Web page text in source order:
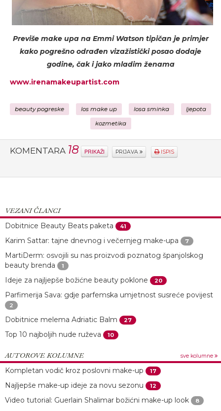
Previše make upa na Emmi Watson tipičan je primjer
kako pogrešno odrađen vizažistički posao dodaje
godine, čak i jako mladim ženama
www.irenamakeupartist.com
beauty pogreske los make up losa sminka ljepota
kozmetika
KOMENTARA 18 PRIKAŽI PRIJAVA ISPIS
VEZANI ČLANCI
Dobitnice Beauty Beats paketa
41
Karim Sattar: tajne dnevnog i večernjeg make-upa 7
MartiDerm: osvojili su nas proizvodi poznatog španjolskog
beauty brenda
1
Ideje za najljepše božićne beauty poklone 20
Parfimerija Sava: gdje parfemska umjetnost susreće povijest
2
Dobitnice melema Adriatic Balm 27
Top 10 najboljih nude ruževa 10
AUTOROVE KOLUMNE sve kolumne
Kompletan vodič kroz poslovni make-up 17
Najljepše make-up ideje za novu sezonu 12
Video tutorial: Guerlain Shalimar božićni make-up look 8